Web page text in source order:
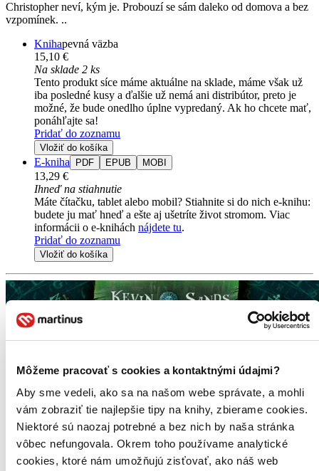
Môžeme pracovať s cookies a kontaktnými údajmi?
Aby sme vedeli, ako sa na našom webe správate, a mohli
vám zobraziť tie najlepšie tipy na knihy, zbierame cookies.
Niektoré sú naozaj potrebné a bez nich by naša stránka
vôbec nefungovala. Okrem toho používame analytické
cookies, ktoré nám umožňujú zisťovať, ako náš web
Christopher neví, kým je. Probouzí se sám daleko od domova a bez
vzpomínek. ..
Knihapevná väzba
15,10 €
Na sklade 2 ks
Tento produkt síce máme aktuálne na sklade, máme však už
iba posledné kusy a ďalšie už nemá ani distribútor, preto je
možné, že bude onedlho úplne vypredaný. Ak ho chcete mať,
ponáhľajte sa!
Pridať do zoznamu
Vložiť do košíka
E-kniha PDF EPUB MOBI
13,29 €
Ihneď na stiahnutie
Máte čítačku, tablet alebo mobil? Stiahnite si do nich e-knihu:
budete ju mať hneď a ešte aj ušetríte život stromom. Viac
informácii o e-knihách nájdete tu.
Pridať do zoznamu
Vložiť do košíka